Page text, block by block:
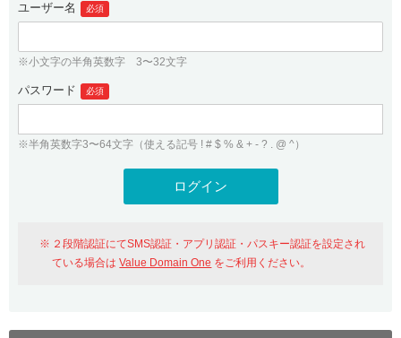
.jpドメインバックオーダー
プレミアムドメイン
人気ドメインの種類
WHOIS検索
紹介制度
バリュードメインAPI
ドメイン・ホスティングOEM
ログイン
従来のバリュードメインをご利用希望の方
Value Domainにログイン
おすすめ One レンタルサーバーを含む最新の機能を使う方
ユーザー登録
ユーザー名 必須
※小文字の半角英数字 3〜32文字
パスワード 必須
※半角英数字3〜64文字（使える記号 ! # $ % & + - ? . @ ^）
２段階認証にてSMS認証・アプリ認証・パスキー認証を設定され
ている場合はValue Domain One をご利用ください。